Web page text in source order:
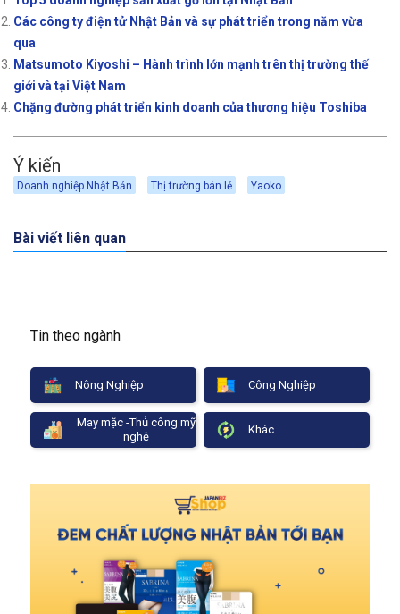
Các công ty điện tử Nhật Bản và sự phát triển trong năm vừa
qua
Matsumoto Kiyoshi – Hành trình lớn mạnh trên thị trường thế
giới và tại Việt Nam
Chặng đường phát triển kinh doanh của thương hiệu Toshiba
Ý kiến
Doanh nghiệp Nhật Bản Thị trường bán lẻ Yaoko
Bài viết liên quan
Tin theo ngành
Nông Nghiệp Công Nghiệp
May mặc -Thủ công mỹ
nghệ
Khác